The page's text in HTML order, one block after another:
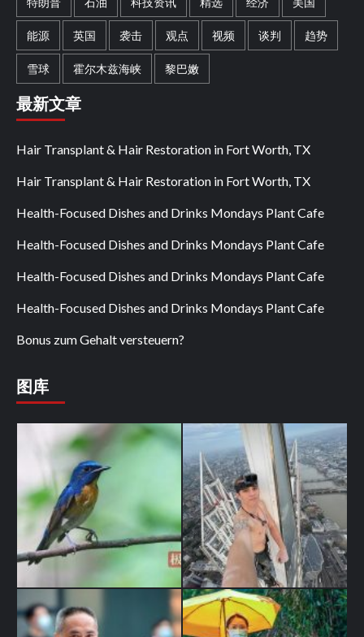
能源 英国 袭击 观点 视频 谈判 趋势
雪球 霍尔木兹海峡 黎巴嫩
最新文章
Hair Transplant & Hair Restoration in Fort Worth, TX
Hair Transplant & Hair Restoration in Fort Worth, TX
Health-Focused Dishes and Drinks Mondays Plant Cafe
Health-Focused Dishes and Drinks Mondays Plant Cafe
Health-Focused Dishes and Drinks Mondays Plant Cafe
Health-Focused Dishes and Drinks Mondays Plant Cafe
Bonus zum Gehalt versteuern?
图库